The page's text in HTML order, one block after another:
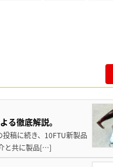
る徹底解説。
稿に続き、10FTU新製品
と共に製品[…]